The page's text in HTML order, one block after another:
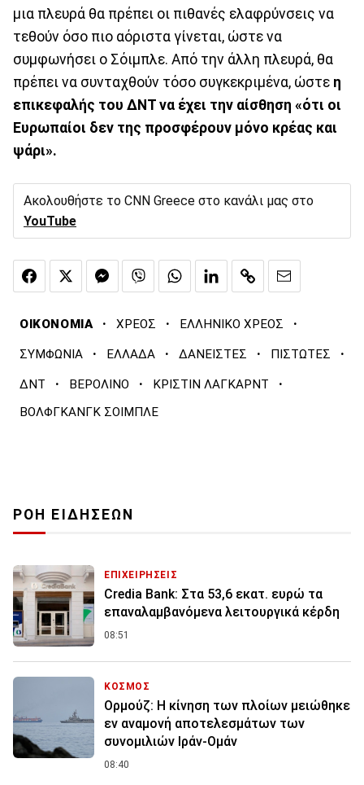
μια πλευρά θα πρέπει οι πιθανές ελαφρύνσεις να
τεθούν όσο πιο αόριστα γίνεται, ώστε να
συμφωνήσει ο Σόιμπλε. Από την άλλη πλευρά, θα
πρέπει να συνταχθούν τόσο συγκεκριμένα, ώστε η
επικεφαλής του ΔΝΤ να έχει την αίσθηση «ότι οι
Ευρωπαίοι δεν της προσφέρουν μόνο κρέας και
ψάρι».
Ακολουθήστε το CNN Greece στο κανάλι μας στο
YouTube
ΟΙΚΟΝΟΜΙΑ · ΧΡΕΟΣ · ΕΛΛΗΝΙΚΟ ΧΡΕΟΣ ·
ΣΥΜΦΩΝΙΑ · ΕΛΛΑΔΑ · ΔΑΝΕΙΣΤΕΣ · ΠΙΣΤΩΤΕΣ ·
ΔΝΤ · ΒΕΡΟΛΙΝΟ · ΚΡΙΣΤΙΝ ΛΑΓΚΑΡΝΤ ·
ΒΟΛΦΓΚΑΝΓΚ ΣΟΙΜΠΛΕ
ΡΟΗ ΕΙΔΗΣΕΩΝ
ΕΠΙΧΕΙΡΗΣΕΙΣ
Credia Bank: Στα 53,6 εκατ. ευρώ τα
επαναλαμβανόμενα λειτουργικά κέρδη
08:51
ΚΟΣΜΟΣ
Ορμούζ: Η κίνηση των πλοίων μειώθηκε
εν αναμονή αποτελεσμάτων των
συνομιλιών Ιράν-Ομάν
08:40